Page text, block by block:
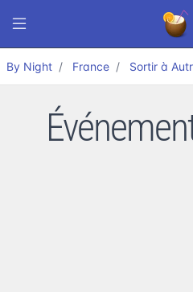
By Night France Sortir à